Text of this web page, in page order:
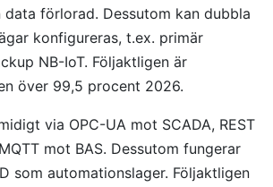
förlorad. Dessutom kan dubbla
konfigureras, t.ex. primär
NB-IoT. Följaktligen är
över 99,5 procent 2026.
via OPC-UA mot SCADA, REST
mot BAS. Dessutom fungerar
som automationslager. Följaktligen